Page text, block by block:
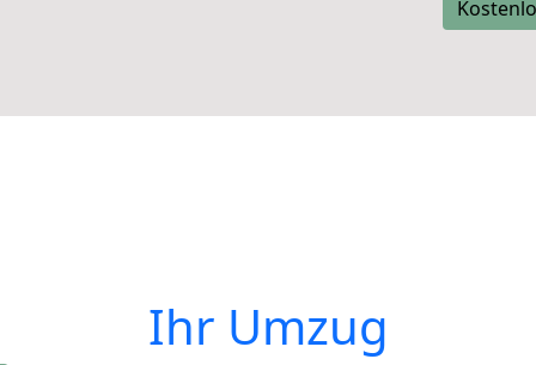
Ihr Umzug